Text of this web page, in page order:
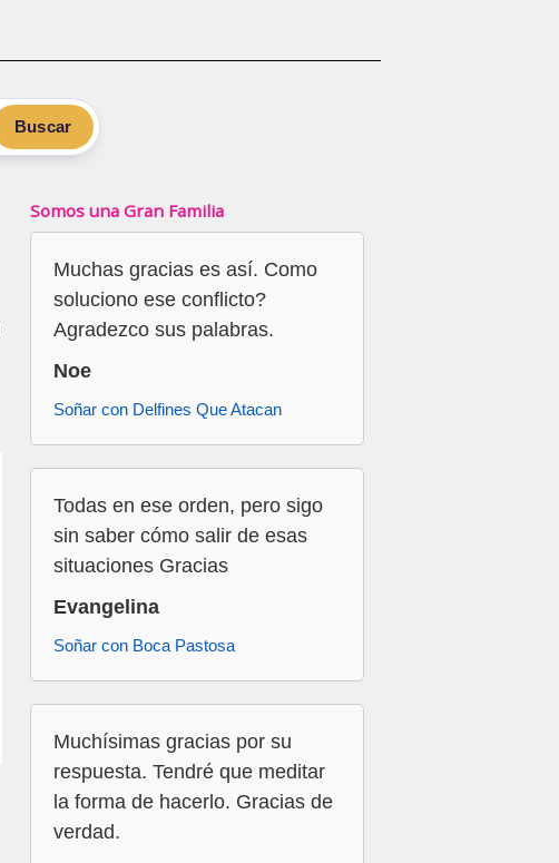
Buscar
Somos una Gran Familia
Muchas gracias es así. Como
soluciono ese conflicto?
Agradezco sus palabras.
Noe
Soñar con Delfines Que Atacan
Todas en ese orden, pero sigo
sin saber cómo salir de esas
situaciones Gracias
Evangelina
Soñar con Boca Pastosa
Muchísimas gracias por su
respuesta. Tendré que meditar
la forma de hacerlo. Gracias de
verdad.